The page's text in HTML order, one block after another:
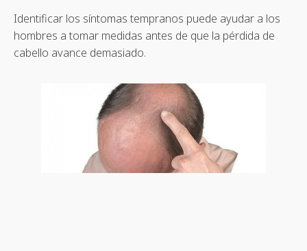
Identificar los síntomas tempranos puede ayudar a los
hombres a tomar medidas antes de que la pérdida de
cabello avance demasiado.